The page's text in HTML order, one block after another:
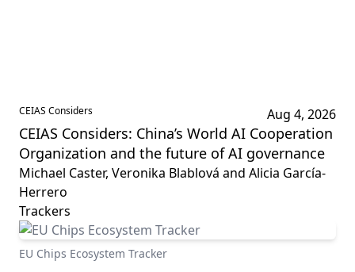
CEIAS Considers Aug 4, 2026
CEIAS Considers: China’s World AI Cooperation
Organization and the future of AI governance
Michael Caster, Veronika Blablová and Alicia García-
Herrero
Trackers
EU Chips Ecosystem Tracker